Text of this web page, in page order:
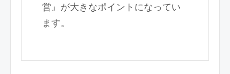
営』が大きなポイントになってい
ます。